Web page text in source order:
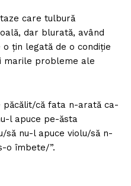
care tulbură
dar blurată, având
țin legată de o condiție
marile probleme ale
păcălit/că fata n-arată ca-
l apuce pe-ăsta
să nu-l apuce violu/să n-
o îmbete/”.